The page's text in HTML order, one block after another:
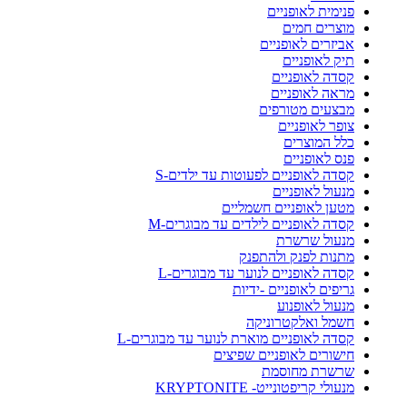
פנימית לאופניים
מוצרים חמים
אביזרים לאופניים
תיק לאופניים
קסדה לאופניים
מראה לאופניים
מבצעים מטורפים
צופר לאופניים
כלל המוצרים
פנס לאופניים
קסדה לאופניים לפעוטות עד ילדים-S
מנעול לאופניים
מטען לאופניים חשמליים
קסדה לאופניים לילדים עד מבוגרים-M
מנעול שרשרת
מתנות לפנק ולהתפנק
קסדה לאופניים לנוער עד מבוגרים-L
גריפים לאופניים -ידיות
מנעול לאופנוע
חשמל ואלקטרוניקה
קסדה לאופניים מוארת לנוער עד מבוגרים-L
חישורים לאופניים שפיצים
שרשרת מחוסמת
מנעולי קריפטונייט- KRYPTONITE